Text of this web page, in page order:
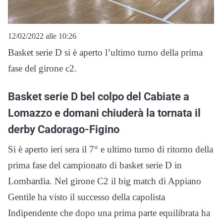
12/02/2022 alle 10:26
Basket serie D si è aperto l’ultimo turno della prima
fase del girone c2.
Basket serie D bel colpo del Cabiate a
Lomazzo e domani chiuderà la tornata il
derby Cadorago-Figino
Si è aperto ieri sera il 7° e ultimo turno di ritorno della
prima fase del campionato di basket serie D in
Lombardia. Nel girone C2 il big match di Appiano
Gentile ha visto il successo della capolista
Indipendente che dopo una prima parte equilibrata ha